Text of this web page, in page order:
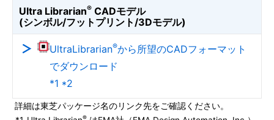
Ultra Librarian® CADモデル
(シンボル/フットプリント/3Dモデル)
UltraLibrarian®から所望のCADフォーマット
でダウンロード
*1 *2
詳細は東芝パッケージ名のリンク先をご確認ください。
®